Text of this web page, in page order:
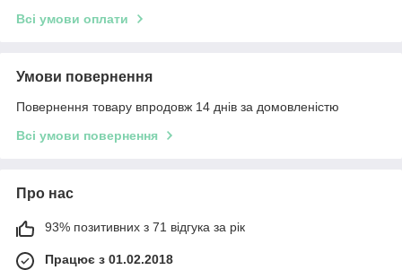
Всі умови оплати
Умови повернення
Повернення товару впродовж 14 днів за домовленістю
Всі умови повернення
Про нас
93% позитивних з 71 відгука за рік
Працює з 01.02.2018